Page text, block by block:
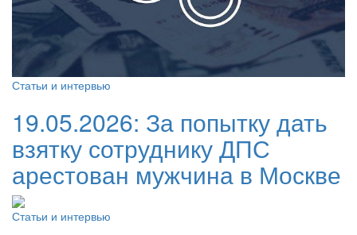
Статьи и интервью
19.05.2026: За попытку дать
взятку сотруднику ДПС
арестован мужчина в Москве
Статьи и интервью